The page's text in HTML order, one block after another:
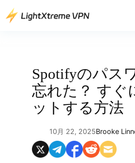
容
Spotifyのパス
忘れた？ すぐ
ットする方法
10月 22, 2025Brooke